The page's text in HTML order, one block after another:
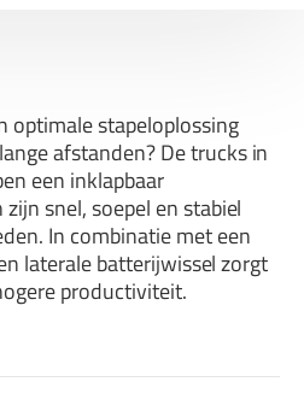
optimale stapeloplossing
afstanden? De trucks in
een inklapbaar
snel, soepel en stabiel
In combinatie met een
laterale batterijwissel zorgt
productiviteit.